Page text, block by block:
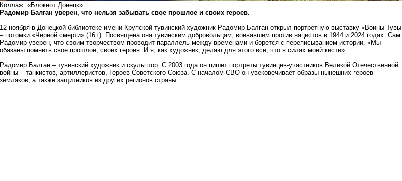
Коллаж: «Блокнот Донецк»
Радомир Балган уверен, что нельзя забывать свое прошлое и своих героев.
12 ноября в Донецкой библиотеке имени Крупской тувинский художник Радомир Балган открыл портретную выставку «Воины Тувы
– потомки «Черной смерти» (16+). Посвящена она тувинским добровольцам, воевавшим против нацистов в 1944 и 2024 годах. Сам
Радомир уверен, что своим творчеством проводит параллель между временами и борется с переписыванием истории. «Мы
обязаны помнить свое прошлое, своих героев. И я, как художник, делаю для этого все, что в силах моей кисти».
Радомир Балган – тувинский художник и скульптор. С 2003 года он пишет портреты тувинцев-участников Великой Отечественной
войны – танкистов, артиллеристов, Героев Советского Союза. С началом СВО он увековечивает образы нынешних героев-
земляков, а также защитников из других регионов страны.